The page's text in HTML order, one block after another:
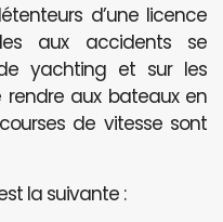
d’une licence
aux accidents se
yachting et sur les
aux bateaux en
de vitesse sont
la suivante :